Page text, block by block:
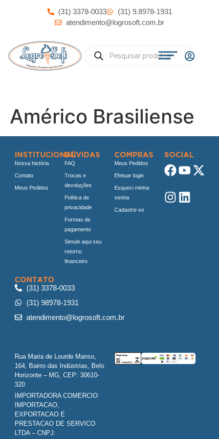
(31) 3378-0033
(31) 9.8978-1931
atendimento@logrosoft.com.br
Américo Brasiliense
INSTITUCIONAL
Nossa história
Contato
Meus Pedidos
DÚVIDAS
FAQ
Trocas e
devoluções
Política de
privacidade
Formas de
pagamento
Simule aqui seu
retorno
financeiro
COMPRAS
Meus Pedidos
Efetuar login
Esqueci minha
senha
Cadastre-se
SOCIAL
CONTATO
(31) 3378-0033
(31) 98978-1931
atendimento@logrosoft.com.br
Rua Maria de Lourde Manso,
164, Bairro das Indústrias, Belo
Horizonte – MG, CEP: 30610-
320
IMPORTADORA COMERCIO
IMPORTACAO,
EXPORTACAO E
PRESTACAO DE SERVICO
LTDA – CNPJ: